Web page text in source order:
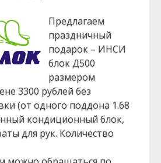
Предлагаем
праздничный
подарок – ИНСИ
блок Д500
размером
3300 рублей без
(от одного поддона 1.68
кондиционный блок,
для рук. Количество